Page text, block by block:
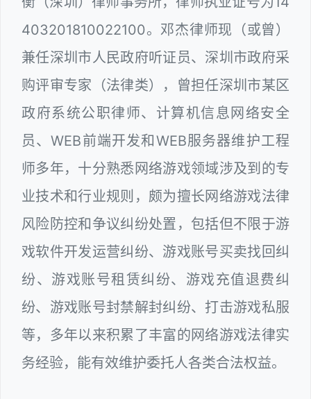
403201810022100。邓杰律师现（或曾）
兼任深圳市人民政府听证员、深圳市政府采
购评审专家（法律类），曾担任深圳市某区
政府系统公职律师、计算机信息网络安全
员、WEB前端开发和WEB服务器维护工程
师多年，十分熟悉网络游戏领域涉及到的专
业技术和行业规则，颇为擅长网络游戏法律
风险防控和争议纠纷处置，包括但不限于游
戏软件开发运营纠纷、游戏账号买卖找回纠
纷、游戏账号租赁纠纷、游戏充值退费纠
纷、游戏账号封禁解封纠纷、打击游戏私服
等，多年以来积累了丰富的网络游戏法律实
务经验，能有效维护委托人各类合法权益。